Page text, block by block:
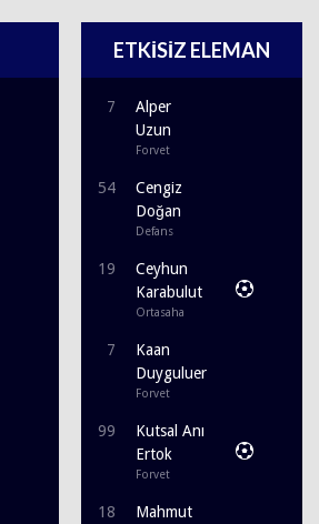
ETKİSİZ ELEMAN
7
Alper
Uzun
Forvet
54
Cengiz
Doğan
Defans
19
Ceyhun
Karabulut
Ortasaha
7
Kaan
Duyguluer
Forvet
99
Kutsal Anı
Ertok
Forvet
18
Mahmut